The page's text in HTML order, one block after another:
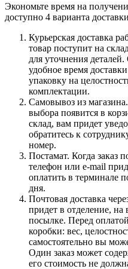
Экономьте время на
доступно 4 варианта
Курьерская доставка
товар поступит на
для уточнения
удобное время
упаковку на
комплектации.
Самовывоз из
выбора появится в
склад, вам придет
обратитесь к
номер.
Постамат. Когда заказ
телефон или e-mail
оплатить в терминале
дня.
Почтовая доставка
придет в отделение,
посылке. Перед
коробки: вес,
самостоятельно вы
Один заказ может
его стоимость не